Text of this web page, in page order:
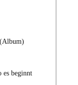
beginnt